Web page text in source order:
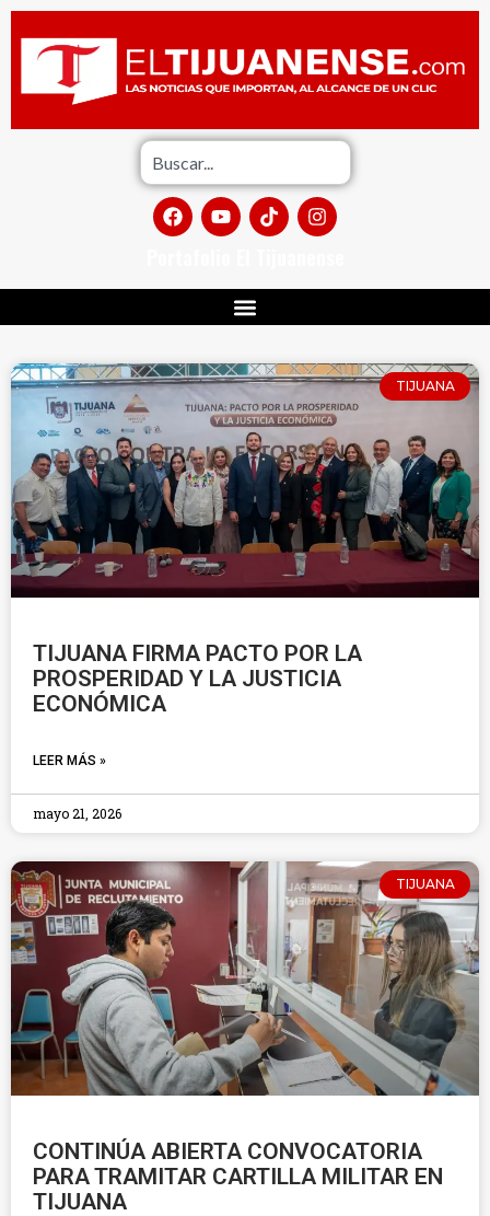
TIJUANA
TIJUANA FIRMA PACTO POR LA
PROSPERIDAD Y LA JUSTICIA
ECONÓMICA
LEER MÁS »
mayo 21, 2026
TIJUANA
CONTINÚA ABIERTA CONVOCATORIA
PARA TRAMITAR CARTILLA MILITAR EN
TIJUANA